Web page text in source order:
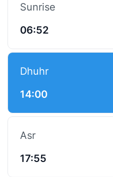
Sunrise
06:52
Dhuhr
14:00
Asr
17:55